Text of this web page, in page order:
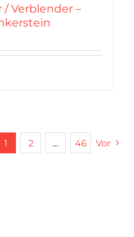
/ Verblender –
1 2 … 46 Vor